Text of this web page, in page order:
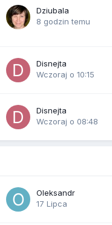
Dziubala
8 godzin temu
Disnejta
Wczoraj o 10:15
Disnejta
Wczoraj o 08:48
Oleksandr
17 Lipca